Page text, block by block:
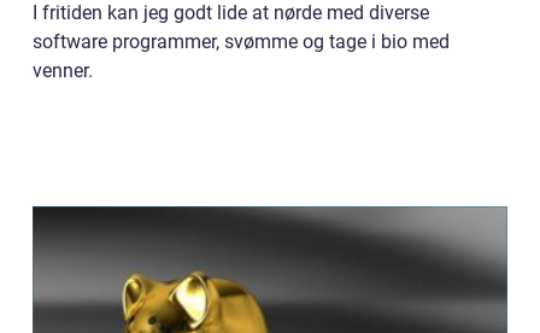
I fritiden kan jeg godt lide at nørde med diverse
software programmer, svømme og tage i bio med
venner.